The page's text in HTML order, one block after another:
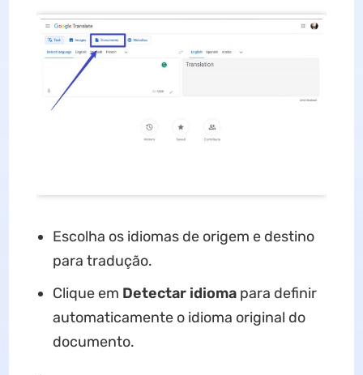
Escolha os idiomas de origem e destino
para tradução.
Clique em Detectar idiomapara definir
automaticamente o idioma original do
documento.